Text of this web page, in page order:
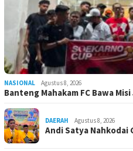
NASIONAL Agustus 8, 2026
Banteng Mahakam FC Bawa
DAERAH Agustus 8, 2026
Andi Satya Nahkodai